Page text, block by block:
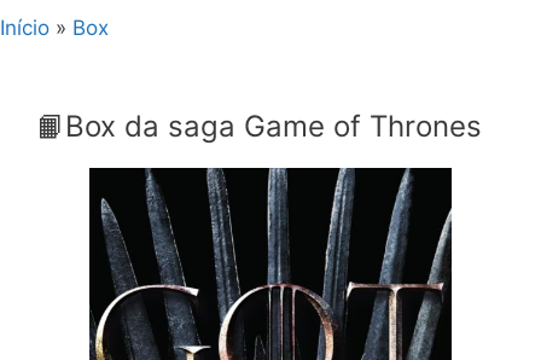
Início » Box
📙Box da saga Game of Thrones